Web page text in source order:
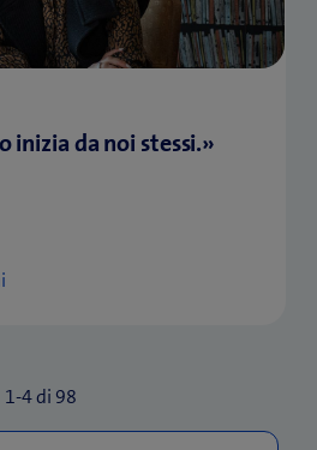
inizia da noi stessi.»
1-4di 98